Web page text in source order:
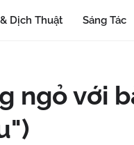
Dịch Thuật Sáng Tác
ngỏ với